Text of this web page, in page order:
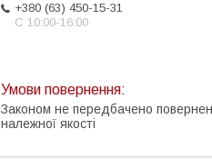
+380 (63) 450-15-31
С 10:00-16:00
Законом не передбачено
належної якості